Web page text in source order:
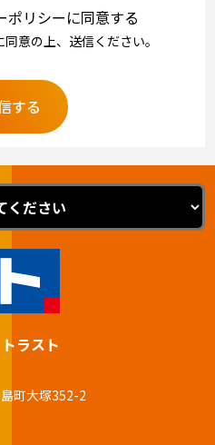
ポリシーに同意する
同意の上、送信ください。
ラスト
町大塚352-2